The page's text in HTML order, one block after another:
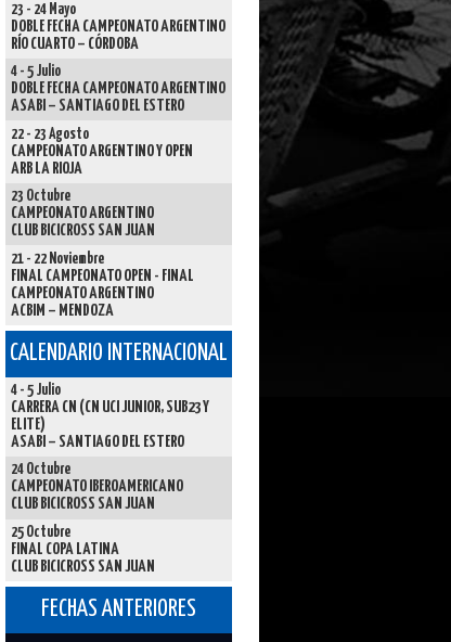
23 - 24 Mayo
DOBLE FECHA CAMPEONATO ARGENTINO
RÍO CUARTO – CÓRDOBA
4 - 5 Julio
DOBLE FECHA CAMPEONATO ARGENTINO
ASABI – SANTIAGO DEL ESTERO
22 - 23 Agosto
CAMPEONATO ARGENTINO Y OPEN
ARB LA RIOJA
23 Octubre
CAMPEONATO ARGENTINO
CLUB BICICROSS SAN JUAN
21 - 22 Noviembre
FINAL CAMPEONATO OPEN - FINAL
CAMPEONATO ARGENTINO
ACBIM – MENDOZA
CALENDARIO INTERNACIONAL
4 - 5 Julio
CARRERA CN (CN UCI JUNIOR, SUB23 Y
ELITE)
ASABI – SANTIAGO DEL ESTERO
24 Octubre
CAMPEONATO IBEROAMERICANO
CLUB BICICROSS SAN JUAN
25 Octubre
FINAL COPA LATINA
CLUB BICICROSS SAN JUAN
FECHAS ANTERIORES